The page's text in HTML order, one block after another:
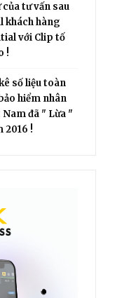
tư vấn sau
khách hàng
với Clip tố
!
số liệu toàn
hiểm nhân
Nam đã " Lừa "
2016 !